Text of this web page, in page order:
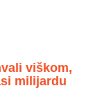
viškom,
milijardu